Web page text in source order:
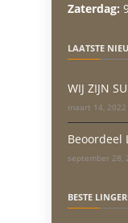
Zaterdag:
LAATSTE
WIJ ZIJN
maart 14, 2022
Beoordeel
september 28,
BESTE